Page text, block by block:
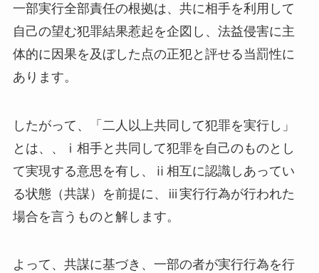
一部実行全部責任の根拠は、共に相手を利用して
自己の望む犯罪結果惹起を企図し、法益侵害に主
体的に因果を及ぼした点の正犯と評せる当罰性に
あります。
したがって、「二人以上共同して犯罪を実行し」
とは、、ⅰ相手と共同して犯罪を自己のものとし
て実現する意思を有し、ⅱ相互に認識しあってい
る状態（共謀）を前提に、ⅲ実行行為が行われた
場合を言うものと解します。
よって、共謀に基づき、一部の者が実行行為を行